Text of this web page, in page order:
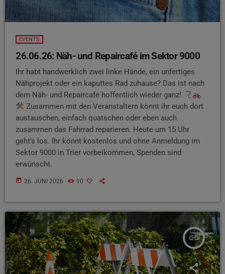
EVENTS
26.06.26: Näh- und Repaircafé im Sektor 9000
Ihr habt handwerklich zwei linke Hände, ein unfertiges
Nähprojekt oder ein kaputtes Rad zuhause? Das ist nach
dem Näh- und Repaircafé hoffentlich wieder ganz!
Zusammen mit den Veranstaltern könnt ihr euch dort
austauschen, einfach quatschen oder eben auch
zusammen das Fahrrad reparieren. Heute um 15 Uhr
geht's los. Ihr könnt kostenlos und ohne Anmeldung im
Sektor 9000 in Trier vorbeikommen, Spenden sind
erwünscht.
today 26. JUNI 2026 10
insert_link